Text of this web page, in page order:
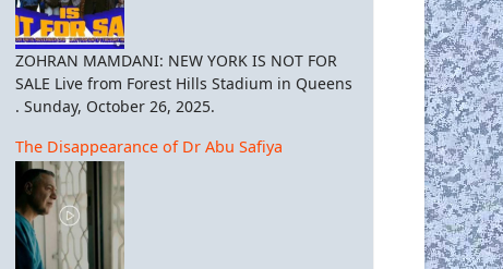
ZOHRAN MAMDANI: NEW YORK IS NOT FOR
SALE Live from Forest Hills Stadium in Queens
. Sunday, October 26, 2025.
The Disappearance of Dr Abu Safiya